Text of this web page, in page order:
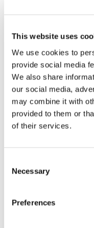
This website uses
We use cookies to
provide social media
We also share
our social media,
may combine it with
provided to them or
of their services.
Selection
Necessary
Preferences
velvoittamissa
8.
Lingsoft kirjaa
tarvitaan
huolehtii, että
henkilöillä on
työtehtäviensä
valvottu ja rajoitettu
käyttäjätunnus ja